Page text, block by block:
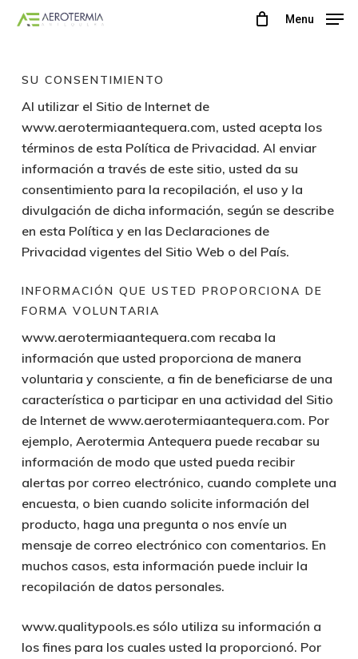
Skip
content
Menu
SU CONSENTIMIENTO
Al utilizar el Sitio de Internet de
www.aerotermiaantequera.com, usted acepta los
términos de esta Política de Privacidad. Al enviar
información a través de este sitio, usted da su
consentimiento para la recopilación, el uso y la
divulgación de dicha información, según se describe
en esta Política y en las Declaraciones de
Privacidad vigentes del Sitio Web o del País.
INFORMACIÓN QUE USTED PROPORCIONA DE
FORMA VOLUNTARIA
www.aerotermiaantequera.com recaba la
información que usted proporciona de manera
voluntaria y consciente, a fin de beneficiarse de una
característica o participar en una actividad del Sitio
de Internet de www.aerotermiaantequera.com. Por
ejemplo, Aerotermia Antequera puede recabar su
información de modo que usted pueda recibir
alertas por correo electrónico, cuando complete una
encuesta, o bien cuando solicite información del
producto, haga una pregunta o nos envíe un
mensaje de correo electrónico con comentarios. En
muchos casos, esta información puede incluir la
recopilación de datos personales.
www.qualitypools.es sólo utiliza su información a
los fines para los cuales usted la proporcionó. Por